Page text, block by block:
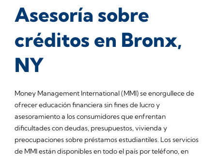
Asesoría sobre
créditos en Bronx,
NY
Money Management International (MMI) se enorgullece de
ofrecer educación financiera sin fines de lucro y
asesoramiento a los consumidores que enfrentan
dificultades con deudas, presupuestos, vivienda y
preocupaciones sobre préstamos estudiantiles. Los servicios
de MMI están disponibles en todo el país por teléfono, en